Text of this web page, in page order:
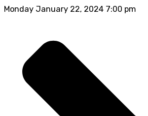
Monday January 22, 2024 7:00 pm